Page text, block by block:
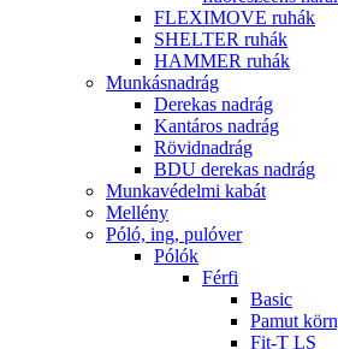
FLEXIMOVE ruhák
SHELTER ruhák
HAMMER ruhák
Munkásnadrág
Derekas nadrág
Kantáros nadrág
Rövidnadrág
BDU derekas nadrág
Munkavédelmi kabát
Mellény
Póló, ing, pulóver
Pólók
Férfi
Basic
Pamut
Fit-T LS